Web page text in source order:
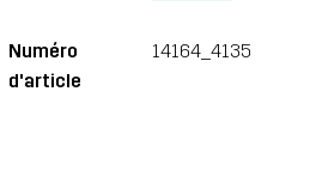
Numéro
d'article
14164_4135